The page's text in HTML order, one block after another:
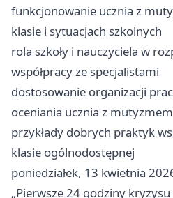
funkcjonowanie ucznia z
klasie i sytuacjach szkolnych
rola szkoły i nauczyciela w
współpracy ze specjalistami
dostosowanie organizacji
oceniania ucznia z
przykłady dobrych praktyk
klasie ogólnodostępnej
poniedziałek, 13 kwietnia
„Pierwsze 24 godziny